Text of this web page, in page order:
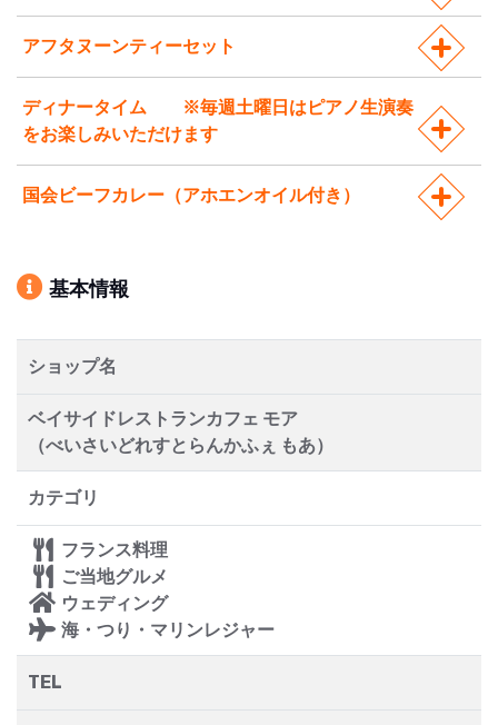
アフタヌーンティーセット
ディナータイム ※毎週土曜日はピアノ生演奏
をお楽しみいただけます
国会ビーフカレー（アホエンオイル付き）
基本情報
ショップ名
ベイサイドレストランカフェ モア
（べいさいどれすとらんかふぇ もあ）
カテゴリ
フランス料理
ご当地グルメ
ウェディング
海・つり・マリンレジャー
TEL